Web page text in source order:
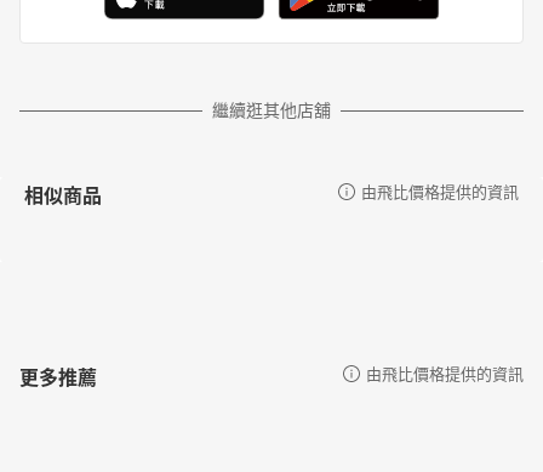
繼續逛其他店舖
相似商品 由飛比價格提供的資訊
更多推薦 由飛比價格提供的資訊